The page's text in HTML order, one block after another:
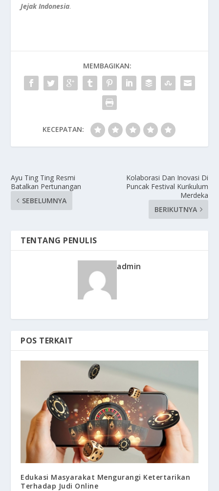
Jejak Indonesia.
MEMBAGIKAN:
KECEPATAN:
Ayu Ting Ting Resmi
Batalkan Pertunangan
SEBELUMNYA
Kolaborasi Dan Inovasi Di
Puncak Festival Kurikulum
Merdeka
BERIKUTNYA
TENTANG PENULIS
admin
POS TERKAIT
Edukasi Masyarakat Mengurangi Ketertarikan
Terhadap Judi Online